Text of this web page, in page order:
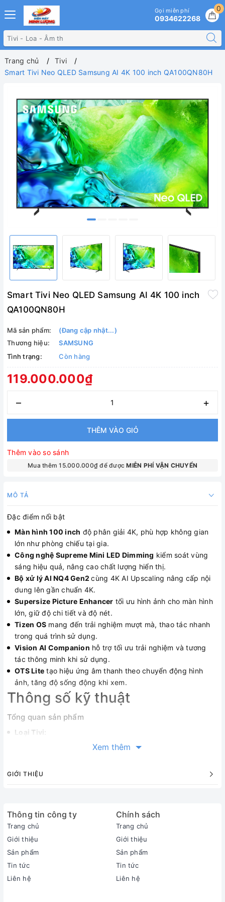
0
Gọi miễn phí
0934622268
Trang chủ
Tivi
Smart Tivi Neo QLED Samsung AI 4K 100 inch QA100QN80H
Smart Tivi Neo QLED Samsung AI 4K 100 inch
QA100QN80H
Mã sản phẩm:
(Đang cập nhật...)
Thương hiệu:
SAMSUNG
Tình trạng:
Còn hàng
119.000.000₫
– +
THÊM VÀO GIỎ
Thêm vào so sánh
Mua thêm 15.000.000₫ để đượcMIỄN PHÍ VẬN CHUYỂN
MÔ TẢ
Đặc điểm nổi bật
Màn hình 100 inch độ phân giải 4K, phù hợp không gian
lớn như phòng chiếu tại gia.
Công nghệ Supreme Mini LED Dimming kiểm soát vùng
sáng hiệu quả, nâng cao chất lượng hiển thị.
Bộ xử lý AI NQ4 Gen2 cùng 4K AI Upscaling nâng cấp nội
dung lên gần chuẩn 4K.
Supersize Picture Enhancer tối ưu hình ảnh cho màn hình
lớn, giữ độ chi tiết và độ nét.
Tizen OS mang đến trải nghiệm mượt mà, thao tác nhanh
trong quá trình sử dụng.
Vision AI Companion hỗ trợ tối ưu trải nghiệm và tương
tác thông minh khi sử dụng.
OTS Lite tạo hiệu ứng âm thanh theo chuyển động hình
ảnh, tăng độ sống động khi xem.
Thông số kỹ thuật
Tổng quan sản phẩm
Loại Tivi:
Độ phân giải:
Đèn nền: Mini LED
Hệ điều hành:
Tizen™
RAM:
Hãng không công bố
Xem thêm
GIỚI THIỆU
Thông tin công ty
Trang chủ
Giới thiệu
Sản phẩm
Tin tức
Liên hệ
Chính sách
Trang chủ
Giới thiệu
Sản phẩm
Tin tức
Liên hệ